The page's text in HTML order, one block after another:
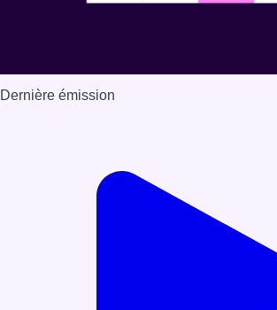
Dernière émission